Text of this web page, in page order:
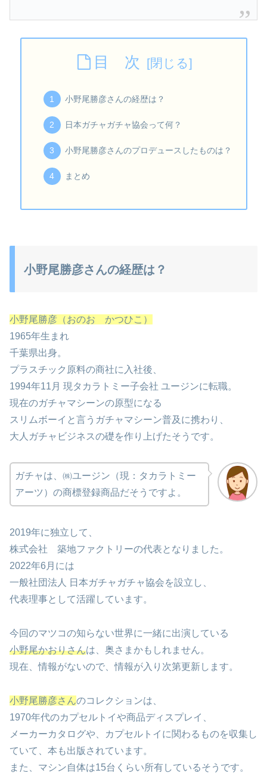
目 次
小野尾勝彦さんの経歴は？
日本ガチャガチャ協会って何？
小野尾勝彦さんのプロデュースしたものは？
まとめ
小野尾勝彦さんの経歴は？
小野尾勝彦（おのお かつひこ）
1965年生まれ
千葉県出身。
プラスチック原料の商社に入社後、
1994年11月 現タカラトミー子会社 ユージンに転職。
現在のガチャマシーンの原型になる
スリムボーイと言うガチャマシーン普及に携わり、
大人ガチャビジネスの礎を作り上げたそうです。
ガチャは、㈱ユージン（現：タカラトミー
アーツ）の商標登録商品だそうですよ。
2019年に独立して、
株式会社 築地ファクトリーの代表となりました。
2022年6月には
一般社団法人 日本ガチャガチャ協会を設立し、
代表理事として活躍しています。
今回のマツコの知らない世界に一緒に出演している
小野尾かおりさんは、奥さまかもしれません。
現在、情報がないので、情報が入り次第更新します。
小野尾勝彦さんのコレクションは、
1970年代のカプセルトイや商品ディスプレイ、
メーカーカタログや、カプセルトイに関わるものを収集し
ていて、本も出版されています。
また、マシン自体は15台くらい所有しているそうです。